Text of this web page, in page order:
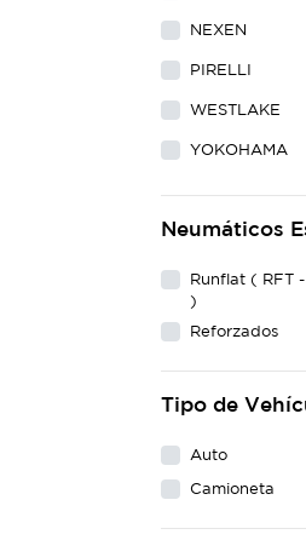
NEXEN
PIRELLI
WESTLAKE
YOKOHAMA
Neumáticos
Runflat ( RFT
)
Reforzados
Tipo de
Auto
Camioneta